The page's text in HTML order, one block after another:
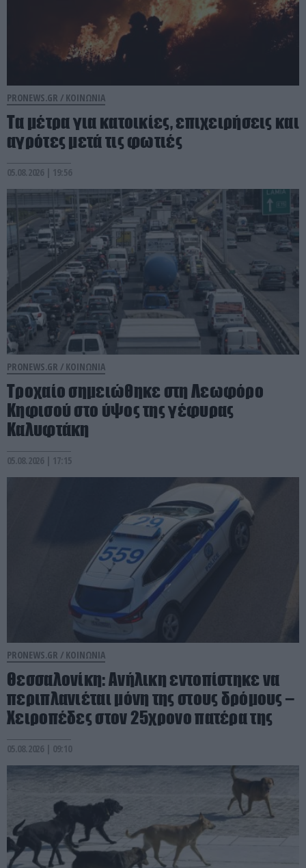
PRONEWS.GR / ΚΟΙΝΩΝΙΑ
Τα μέτρα για κατοικίες, επιχειρήσεις και
αγρότες μετά τις φωτιές
05.08.2026 | 19:56
PRONEWS.GR / ΚΟΙΝΩΝΙΑ
Τροχαίο σημειώθηκε στη Λεωφόρο
Κηφισού στο ύψος της γέφυρας
Καλυφτάκη
05.08.2026 | 17:15
PRONEWS.GR / ΚΟΙΝΩΝΙΑ
Θεσσαλονίκη: Ανήλικη εντοπίστηκε να
περιπλανιέται μόνη της στους δρόμους –
Χειροπέδες στον 25χρονο πατέρα της
05.08.2026 | 09:10